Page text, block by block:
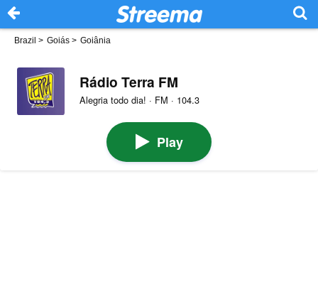
Brazil > Goiás > Goiânia
Rádio Terra FM
Alegria todo dia! · FM · 104.3
Play